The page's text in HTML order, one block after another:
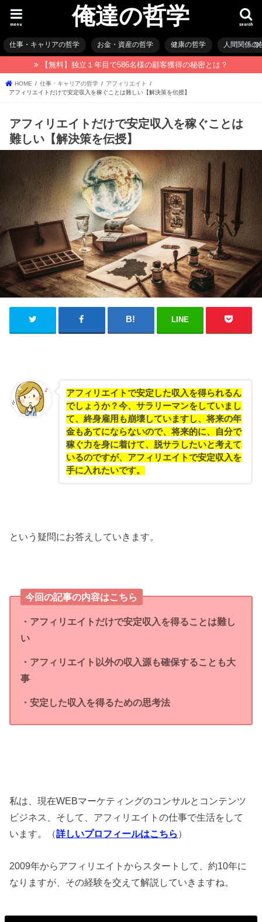
俺達の哲学 search
menu
仕事・キャリアの哲学 お金・資産の哲学 健康の哲学 人間関係の
【無料】独立１年目で586名様の顧客獲得の秘密とは？
HOME 仕事・キャリアの哲学
アフィリエイト
アフィリエイトだけで安定収入を稼ぐことは難しい【解決策を伝授】
アフィリエイトだけで安定収入を稼ぐことは
難しい【解決策を伝授】
LINE
アフィリエイトで安定した収入を得られるん
でしょうか？今、サラリーマンをしていまし
て、終身雇用も崩壊していますし、将来の年
金もあてにならないので、将来的に、自分で
稼ぐ力を身に着けて、脱サラしたいと考えて
いるのですが、アフィリエイトで安定収入を
手に入れたいです。
という疑問にお答えしていきます。
今回の記事の内容はこちら
・アフィリエイトだけで安定収入を得ることは難し
い
・アフィリエイト以外の収入源も確保することも大
事
・安定した収入を得るための思考法
私は、現在WEBマーケティングのコンサルとコンテンツ
ビジネス、そして、アフィリエイトの仕事で生活をして
います。（詳しいプロフィールはこちら ）
2009年からアフィリエイトからスタートして、約10年に
なりますが、その経験を交えて解説していきますね。